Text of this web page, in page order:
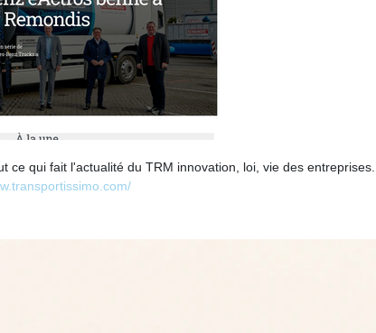
qui fait l'actualité du TRM innovation, loi, vie des entreprises...